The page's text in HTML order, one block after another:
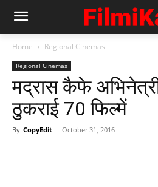
Home Regional Cinemas
Regional Cinemas
मद्रास कैफे
ठुकराई 70 फिल्‍में
By CopyEdit - October 31, 2016